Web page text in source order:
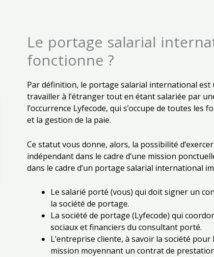
Le portage salarial
fonctionne ?
Par définition, le portage salarial international est
travailler à l’étranger tout en étant salariée par
l’occurrence Lyfecode, qui s’occupe de toutes
et la gestion de la paie.
Ce statut vous donne, alors, la possibilité
indépendant dans le cadre d’une mission
dans le cadre d’un portage salarial international
Le salarié porté (vous) qui doit signer un
la société de portage.
La société de portage (Lyfecode) qui
sociaux et financiers du consultant porté.
L’entreprise cliente, à savoir la société
mission moyennant un contrat de